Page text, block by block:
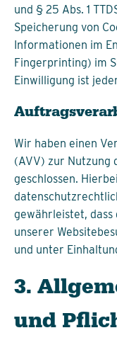
und § 25 Abs. 1
Speicherung von
Informationen im
Fingerprinting) im
Einwilligung ist
Wir haben einen
(AVV) zur Nutzung
geschlossen.
gewährleistet, dass
unserer
und unter
3.
und